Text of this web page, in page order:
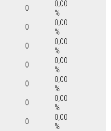
0
0,00
%
0
0,00
%
0
0,00
%
0
0,00
%
0
0,00
%
0
0,00
%
0
0,00
%